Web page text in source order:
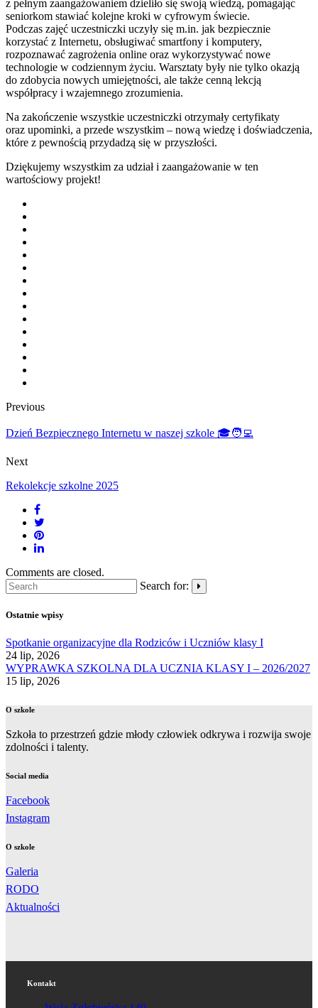
z pełnym zaangażowaniem dzieliło się swoją wiedzą, pomagając
seniorkom stawiać kolejne kroki w cyfrowym świecie.
Podczas zajęć uczestniczki uczyły się m.in. jak bezpiecznie
korzystać z Internetu, obsługiwać smartfony i komputery,
rozpoznawać zagrożenia online oraz wykorzystywać nowe
technologie w codziennym życiu. Warsztaty były nie tylko okazją
do zdobycia nowych umiejętności, ale także cenną lekcją
współpracy i wzajemnego zrozumienia.
Na zakończenie wszystkie uczestniczki otrzymały certyfikaty
oraz upominki, a przede wszystkim – nową wiedzę i doświadczenia,
które z pewnością przydadzą się w przyszłości.
Dziękujemy wszystkim za udział i zaangażowanie w ten
wartościowy projekt!
Previous
Dzień Bezpiecznego Internetu w naszej szkole 🎓🧑‍💻
Next
Rekolekcje szkolne 2025
Comments are closed.
Search for:
Ostatnie wpisy
Spotkanie organizacyjne dla Rodziców i Uczniów klasy I
24 lip, 2026
WYPRAWKA SZKOLNA DLA UCZNIA KLASY I – 2026/2027
15 lip, 2026
O szkole
Szkoła to przestrzeń gdzie młody człowiek odkrywa i rozwija swoje
zdolności i talenty.
Social media
Facebook
Instagram
O szkole
Galeria
RODO
Aktualności
Kontakt